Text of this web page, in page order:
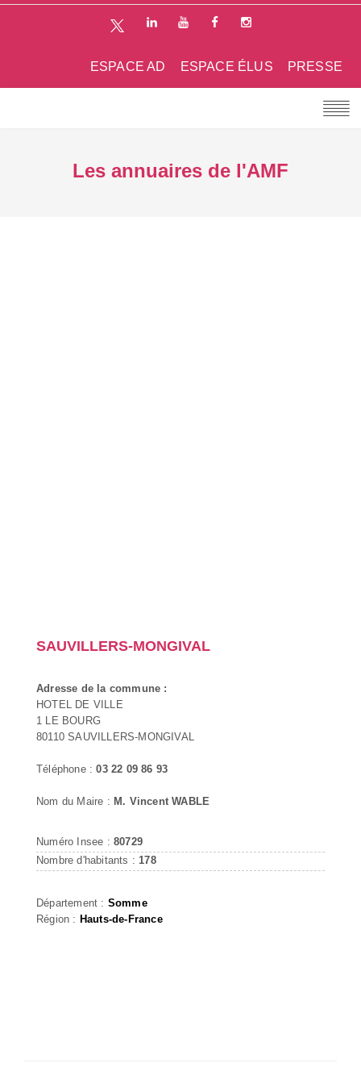
PRESSE
ESPACE ÉLUS
ESPACE AD
Les annuaires de l'AMF
SAUVILLERS-MONGIVAL
Adresse de la commune :
HOTEL DE VILLE
1 LE BOURG
80110 SAUVILLERS-MONGIVAL
Téléphone :03 22 09 86 93
Nom du Maire : M. Vincent WABLE
Numéro Insee : 80729
Nombre d'habitants : 178
Département : Somme
Région : Hauts-de-France